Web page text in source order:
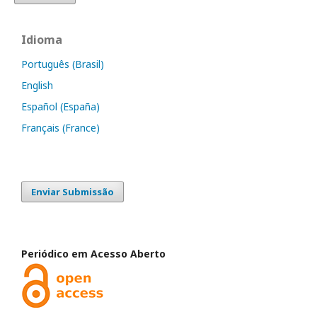
Idioma
Português (Brasil)
English
Español (España)
Français (France)
Enviar Submissão
Periódico em Acesso Aberto